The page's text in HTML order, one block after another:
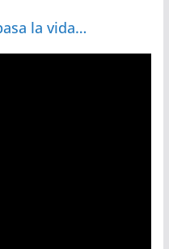
la vida…